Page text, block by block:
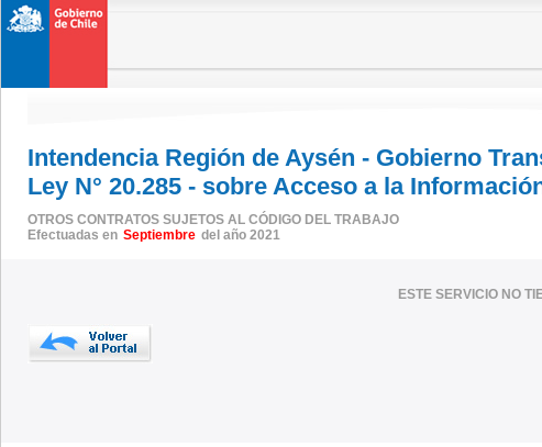
Intendencia Región de Aysén - Gobierno
Ley N° 20.285 - sobre Acceso a la
OTROS CONTRATOS SUJETOS AL CÓDIGO DEL TRABAJO
Efectuadas en Septiembre del año 2021
ESTE SERVICIO NO